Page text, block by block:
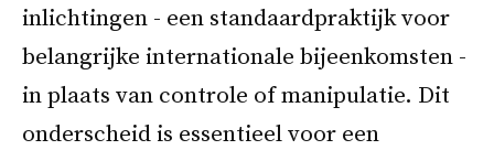
inlichtingen - een standaardpraktijk voor
belangrijke internationale bijeenkomsten -
in plaats van controle of manipulatie. Dit
onderscheid is essentieel voor een